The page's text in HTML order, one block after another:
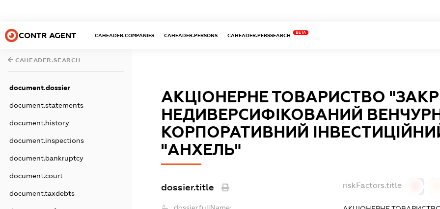
CONTR AGENT CAHEADER.COMPANIES CAHEADER.PERSONS CAHEADER.PERSSEARCH
BETA
CAHEADER.SEARCH
document.dossier
document.statements
document.history
document.inspections
document.bankruptcy
document.court
document.taxdebts
АКЦІОНЕРНЕ ТОВАРИСТВО
НЕДИВЕРСИФІКОВАНИЙ
КОРПОРАТИВНИЙ
"АНХЕЛЬ"
dossier.title riskFactors.title
dossier.fullName: